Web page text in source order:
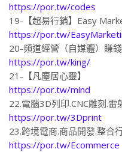
https://por.tw/codes
19-【超易行銷】Easy
https://por.tw/
20-頻道經營（自媒體）賺
https://por.tw/king/
21-【凡塵居心靈】
https://por.tw/mind
22.電腦3D列印.CNC雕刻.雷
https://por.tw/3Dprint
23.跨境電商.商品開發.整合
https://por.tw/Ecommerce